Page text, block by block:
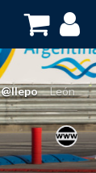
@llepo León